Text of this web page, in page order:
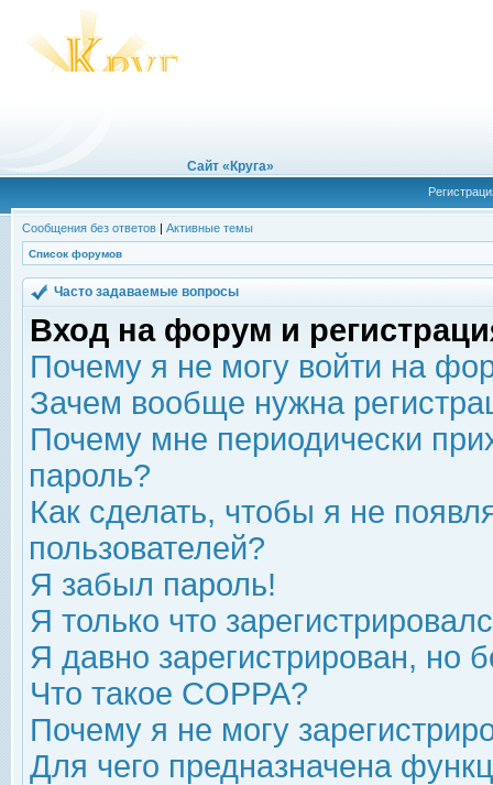
Сайт «Круга»
Сообщения без ответов | Активные темы
Список форумов
Часто задаваемые вопросы
Вход на форум и
Почему я не могу войти на
Зачем вообще нужна
Почему мне периодически
пароль?
Как сделать, чтобы я не
пользователей?
Я забыл пароль!
Я только что
Я давно зарегистрирован, но
Что такое COPPA?
Почему я не могу
Для чего предназначена